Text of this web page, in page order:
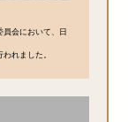
会において、日
れました。